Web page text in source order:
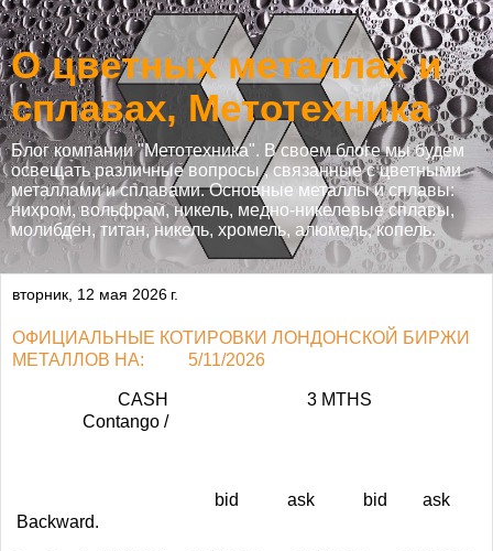
О цветных металлах и
сплавах, Метотехника
Блог компании "Метотехника". В своем блоге мы будем
освещать различные вопросы , связанные с цветными
металлами и сплавами. Основные металлы и сплавы:
нихром, вольфрам, никель, медно-никелевые сплавы,
молибден, титан, никель, хромель, алюмель, копель.
вторник, 12 мая 2026 г.
ОФИЦИАЛЬНЫЕ КОТИРОВКИ ЛОНДОНСКОЙ БИРЖИ
МЕТАЛЛОВ НА:
5/11/2026
CASH
3 MTHS
Contango /
bid ask bid ask
Backward.